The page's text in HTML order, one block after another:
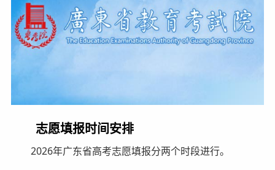
志愿填报时间安排
2026年广东省高考志愿填报分两个时段进行。